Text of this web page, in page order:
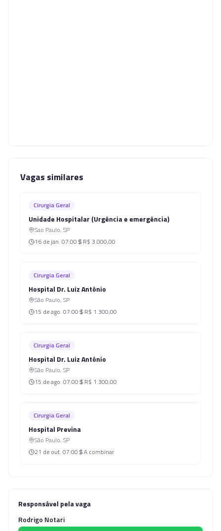
Vagas similares
Cirurgia Geral
Unidade Hospitalar (Urgência e emergência)
Sao Paulo, SP
16 de jan. 07:00 R$ 3.000,00
Cirurgia Geral
Hospital Dr. Luiz Antônio
São Paulo, SP
15 de ago. 07:00 R$ 1.300,00
Cirurgia Geral
Hospital Dr. Luiz Antônio
São Paulo, SP
15 de ago. 07:00 R$ 1.300,00
Cirurgia Geral
Hospital Previna
São Paulo, SP
21 de out. 07:00 A combinar
Responsável pela vaga
Rodrigo Notari